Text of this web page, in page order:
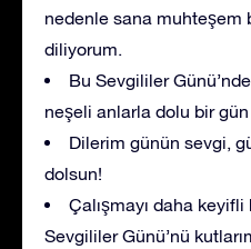
nedenle sana muhteşem
diliyorum.
Bu Sevgililer
neşeli anlarla dolu bir
Dilerim günün sevgi,
dolsun!
Çalışmayı daha
Sevgililer Günü’nü